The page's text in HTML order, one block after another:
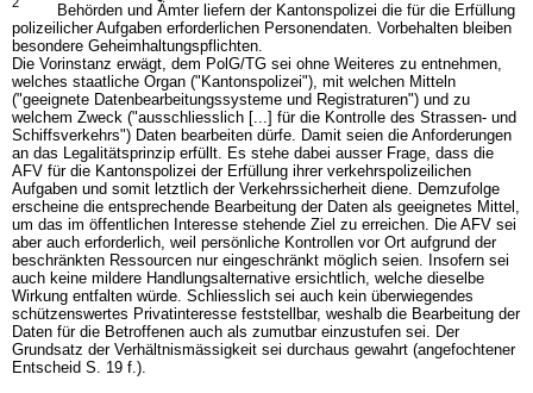
Behörden und Ämter liefern der Kantonspolizei die für die Erfüllung
polizeilicher Aufgaben erforderlichen Personendaten. Vorbehalten bleiben
besondere Geheimhaltungspflichten.
Die Vorinstanz erwägt, dem PolG/TG sei ohne Weiteres zu entnehmen,
welches staatliche Organ ("Kantonspolizei"), mit welchen Mitteln
("geeignete Datenbearbeitungssysteme und Registraturen") und zu
welchem Zweck ("ausschliesslich [...] für die Kontrolle des Strassen- und
Schiffsverkehrs") Daten bearbeiten dürfe. Damit seien die Anforderungen
an das Legalitätsprinzip erfüllt. Es stehe dabei ausser Frage, dass die
AFV für die Kantonspolizei der Erfüllung ihrer verkehrspolizeilichen
Aufgaben und somit letztlich der Verkehrssicherheit diene. Demzufolge
erscheine die entsprechende Bearbeitung der Daten als geeignetes Mittel,
um das im öffentlichen Interesse stehende Ziel zu erreichen. Die AFV sei
aber auch erforderlich, weil persönliche Kontrollen vor Ort aufgrund der
beschränkten Ressourcen nur eingeschränkt möglich seien. Insofern sei
auch keine mildere Handlungsalternative ersichtlich, welche dieselbe
Wirkung entfalten würde. Schliesslich sei auch kein überwiegendes
schützenswertes Privatinteresse feststellbar, weshalb die Bearbeitung der
Daten für die Betroffenen auch als zumutbar einzustufen sei. Der
Grundsatz der Verhältnismässigkeit sei durchaus gewahrt (angefochtener
Entscheid S. 19 f.).